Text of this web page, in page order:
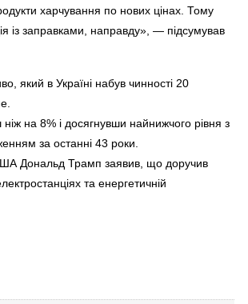
харчування по нових цінах. Тому
із заправками, направду», — підсумував
який в Україні набув чинності 20
на 8% і досягнувши найнижчого рівня з
за останні 43 роки.
Дональд Трамп заявив, що доручив
та енергетичній